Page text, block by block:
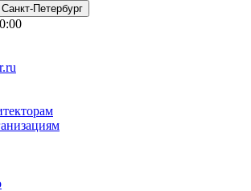
Санкт-Петербург